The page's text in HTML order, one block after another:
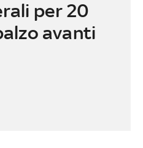
per 20
avanti